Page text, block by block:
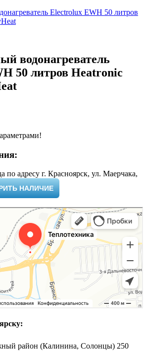
водонагреватель
50 литров Heatronic
по адресу г. Красноярск, ул. Маерчака,
НАЛИЧИЕ
район (Калинина, Солонцы) 250